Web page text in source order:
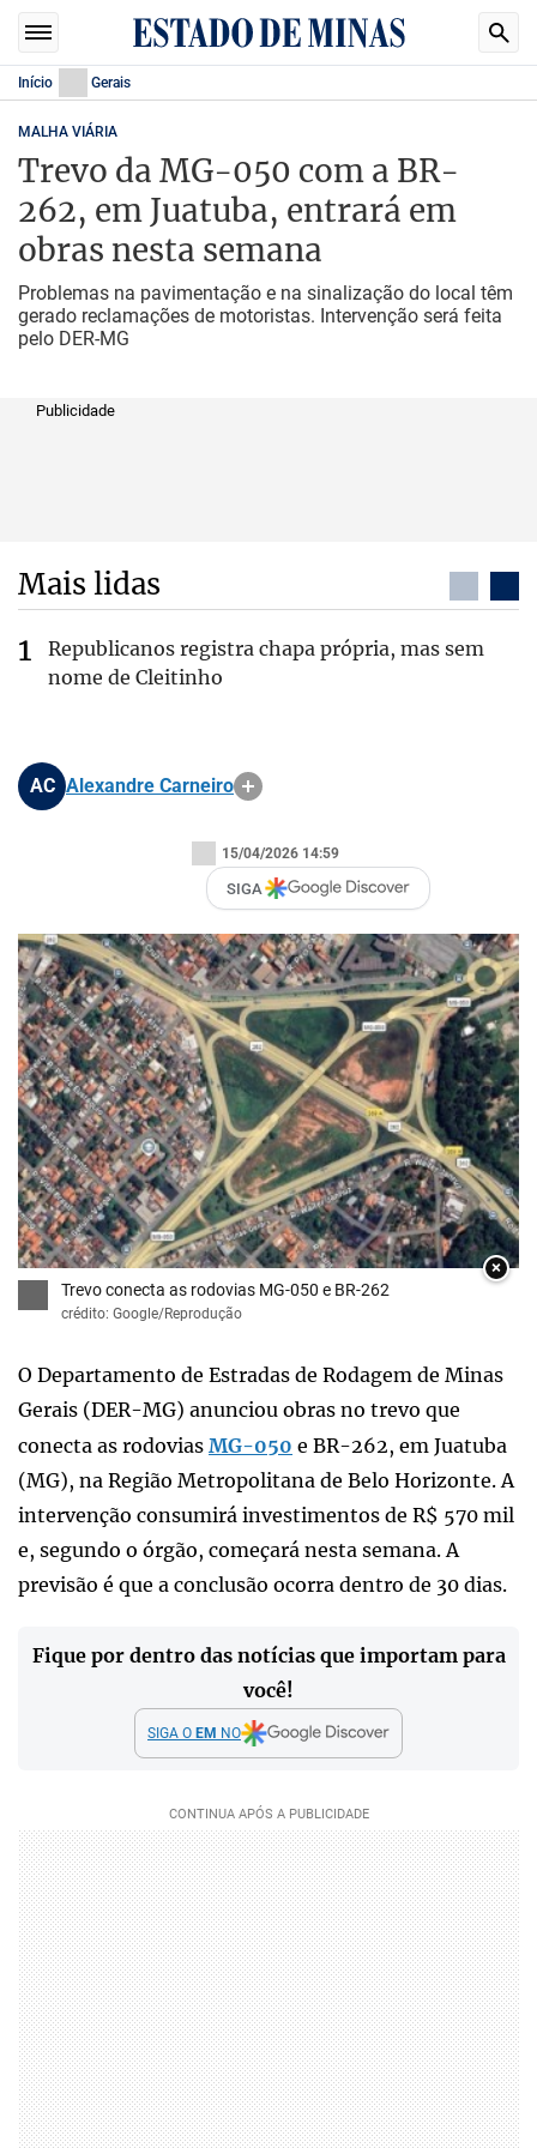
Início Gerais
MALHA VIÁRIA
Trevo da MG-050 com a BR-
262, em Juatuba, entrará em
obras nesta semana
Problemas na pavimentação e na sinalização do local têm
gerado reclamações de motoristas. Intervenção será feita
pelo DER-MG
Publicidade
Mais lidas
Republicanos registra chapa própria, mas sem
nome de Cleitinho
AC Alexandre Carneiro
15/04/2026 14:59
SIGA
×
Trevo conecta as rodovias MG-050 e BR-262
crédito: Google/Reprodução
O Departamento de Estradas de Rodagem de Minas
Gerais (DER-MG) anunciou obras no trevo que
conecta as rodovias MG-050 e BR-262, em Juatuba
(MG), na Região Metropolitana de Belo Horizonte. A
intervenção consumirá investimentos de R$ 570 mil
e, segundo o órgão, começará nesta semana. A
previsão é que a conclusão ocorra dentro de 30 dias.
Fique por dentro das notícias que importam para
você!
SIGA O EM NO